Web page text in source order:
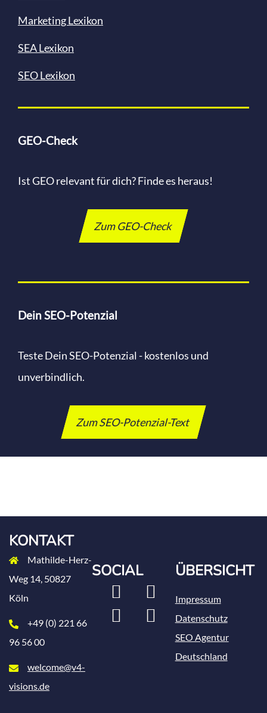
Marketing Lexikon
SEA Lexikon
SEO Lexikon
GEO-Check
Ist GEO relevant für dich? Finde es heraus!
Zum GEO-Check
Dein SEO-Potenzial
Teste Dein SEO-Potenzial - kostenlos und
unverbindlich.
Zum SEO-Potenzial-Text
KONTAKT
Mathilde-Herz-
Weg 14, 50827
Köln
+49 (0) 221 66
96 56 00
welcome@v4-
visions.de
SOCIAL
LinkedIn
Instagram
ÜBERSICHT
Impressum
Datenschutz
SEO Agentur
Deutschland